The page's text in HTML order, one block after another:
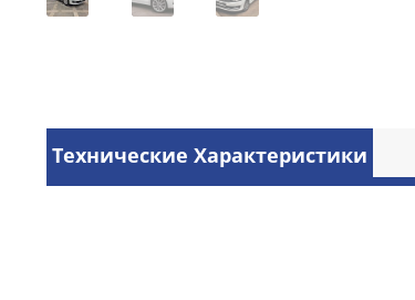
Технические Характеристики